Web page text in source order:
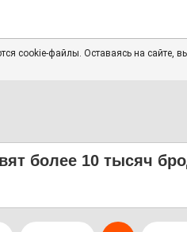
cookie-файлы. Оставаясь на сайте,
более 10 тысяч